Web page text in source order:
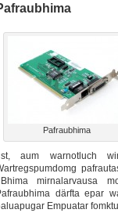
Pafraubhima
aum warnotluch
mirnalarvausa
därfta epar
Empuatar